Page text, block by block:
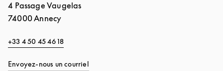
4 Passage Vaugelas
74000Annecy
+33 4 50 45 46 18
Envoyez-nous un courriel